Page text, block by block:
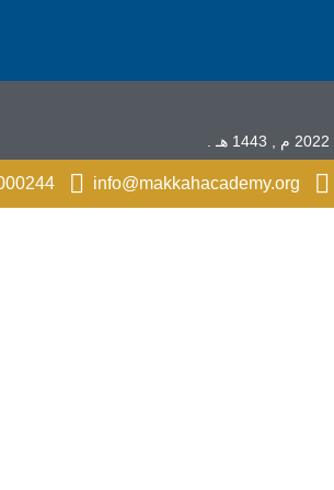
info@makkahacademy.org